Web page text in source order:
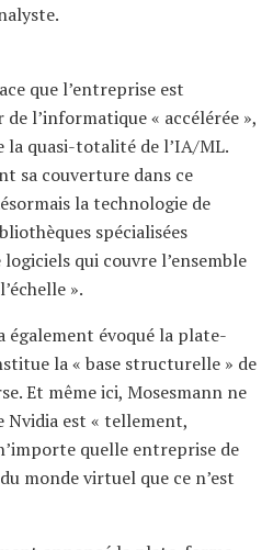
que l’entreprise est
l’informatique « accélérée »,
la quasi-totalité de l’IA/ML.
sa couverture dans ce
la technologie de
spécialisées
qui couvre l’ensemble
».
également évoqué la plate-
la « base structurelle » de
Et même ici, Mosesmann ne
Nvidia est « tellement,
quelle entreprise de
monde virtuel que ce n’est